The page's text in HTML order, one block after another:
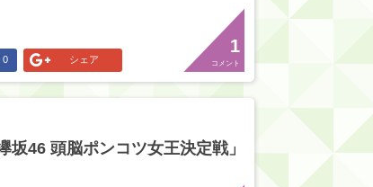
1
コメント
0 シェア
46 頭脳ポンコツ女王決定戦」